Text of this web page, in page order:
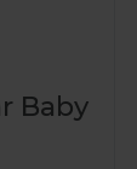
Baby